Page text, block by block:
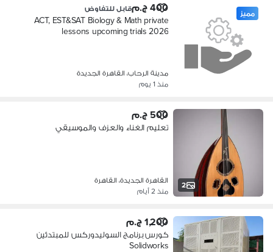
مميز 400 ج.م قابل للتفاوض
ACT, EST&SAT Biology & Math private
lessons upcoming trials 2026
مدينة الرحاب، القاهرة الجديدة
منذ 1 يوم
2
500 ج.م
تعليم الغناء والعزف والموسيقي
القاهرة الجديدة، القاهرة
منذ 2 أيام
1,200 ج.م
كورس برنامج السوليدوركس للمبتدئين
Solidworks